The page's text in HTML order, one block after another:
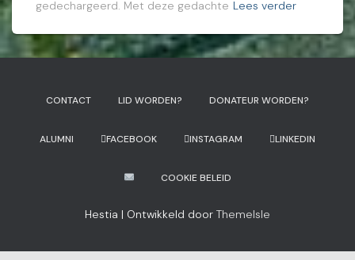
gedechargeerd. Met deze gedachte Lees verder
CONTACT LID WORDEN? DONATEUR WORDEN?
ALUMNI FACEBOOK INSTAGRAM LINKEDIN
COOKIE BELEID
Hestia | Ontwikkeld door ThemeIsle